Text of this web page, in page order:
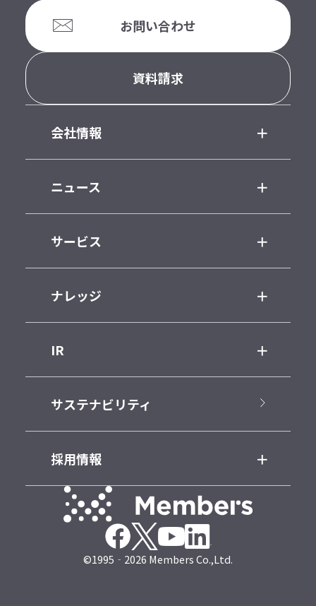
お問い合わせ
資料請求
会社情報
ニュース
サービス
ナレッジ
IR
サステナビリティ
採用情報
©1995‐2026 Members Co.,Ltd.